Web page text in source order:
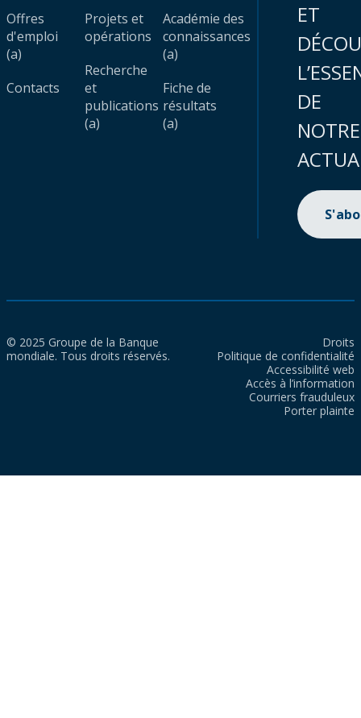
Offres
d'emploi
(a)
Contacts
Projets et
opérations
Recherche
et
publications
(a)
Académie des
connaissances
(a)
Fiche de
résultats
(a)
ET
DE
NOTRE
© 2025 Groupe de la Banque
mondiale. Tous droits réservés.
Droits
Politique de confidentialité
Accessibilité web
Accès à l’information
Courriers frauduleux
Porter plainte